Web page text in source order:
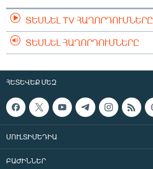
ՏԵՍՆԵԼ TV ՀԱՂՈՐԴՈՒՄՆԵՐԸ
ՏԵՍՆԵԼ ՀԱՂՈՐԴՈՒՄՆԵՐԸ
ՀԵՏԵՎԵՔ ՄԵԶ
ՄՈՒԼՏԻՄԵԴԻԱ
ԲԱԺԻՆՆԵՐ